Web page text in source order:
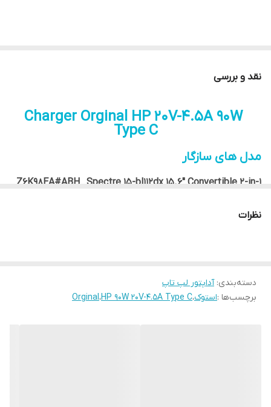
نقد و بررسی
Charger Orginal HP 20V-4.5A 90W
Type C
مدل های سازگار
Z6K98EA#ABH Spectre 15-bl112dx 15.6″ Convertible 2-in-1
15-b100na Spectre i7-8550U 15.6″ Convertible 2-in-1
Laptop/Tablet Spectre 15-bl100
نظرات
دسته‌بندی:آداپتور لپ تاپ
برچسب‌ها :استوک،HP 90W 20V-4.5A Type C،Orginal